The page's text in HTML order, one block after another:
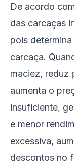
De acordo
das carcaças
pois
carcaça.
maciez, reduz
aumenta o
insuficiente,
e menor
excessiva,
descontos no